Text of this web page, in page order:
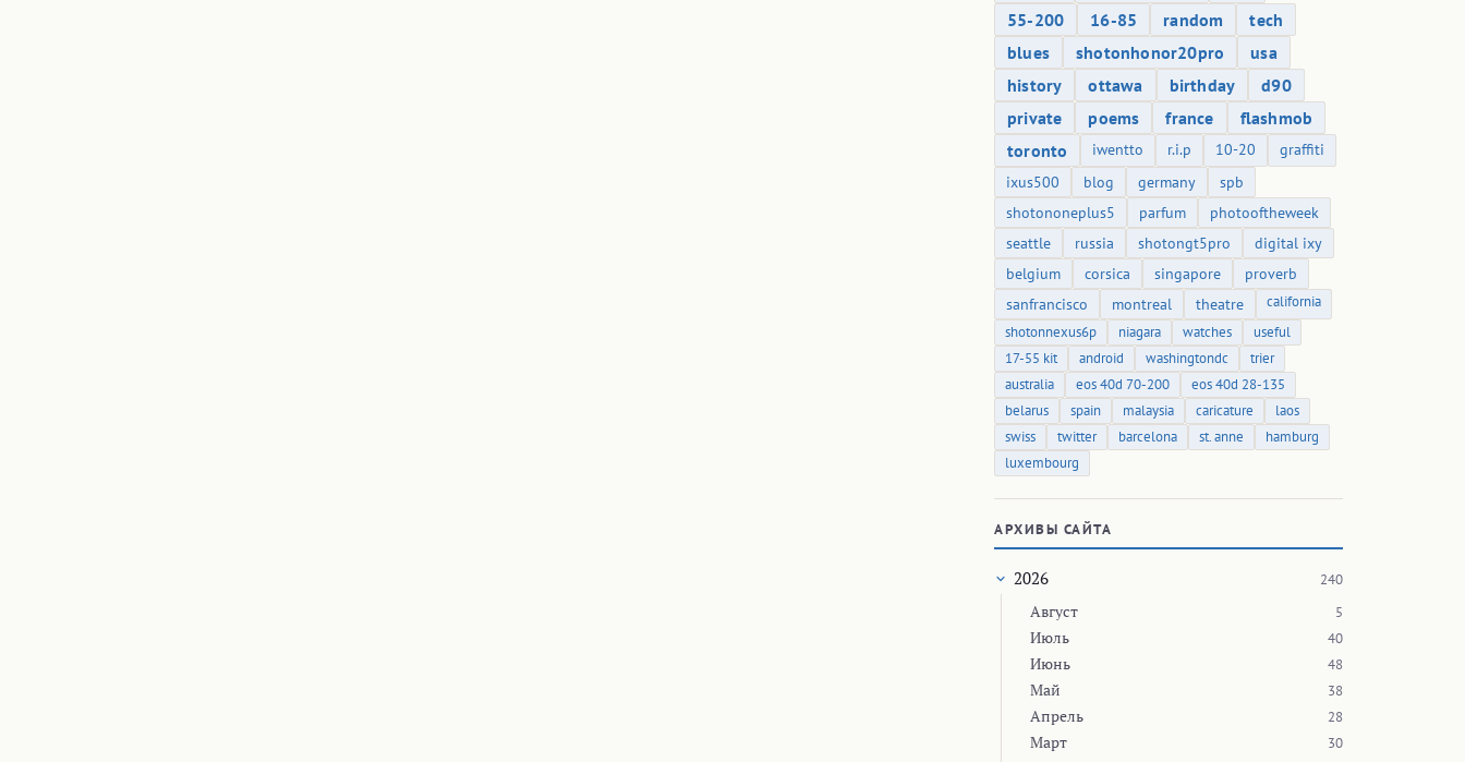
55-200
16-85 random
tech
blues
shotonhonor20pro
usa
history
ottawa birthday
d90
private
poems france
flashmob
toronto
iwentto r.i.p 10-20
graffiti
ixus500
blog germany
spb
shotononeplus5
parfum
photooftheweek
seattle
russia shotongt5pro
digital ixy
belgium
corsica singapore
proverb
sanfrancisco
montreal theatre
california
shotonnexus6p
niagara watches
useful
17-55 kit
android washingtondc
trier
australia
eos 40d 70-200
eos 40d 28-135
belarus
spain malaysia caricature
laos
swiss
twitter barcelona st. anne
hamburg
luxembourg
АРХИВЫ САЙТА
2026 240
Август 5
Июль 40
Июнь 48
Май 38
Апрель 28
Март 30